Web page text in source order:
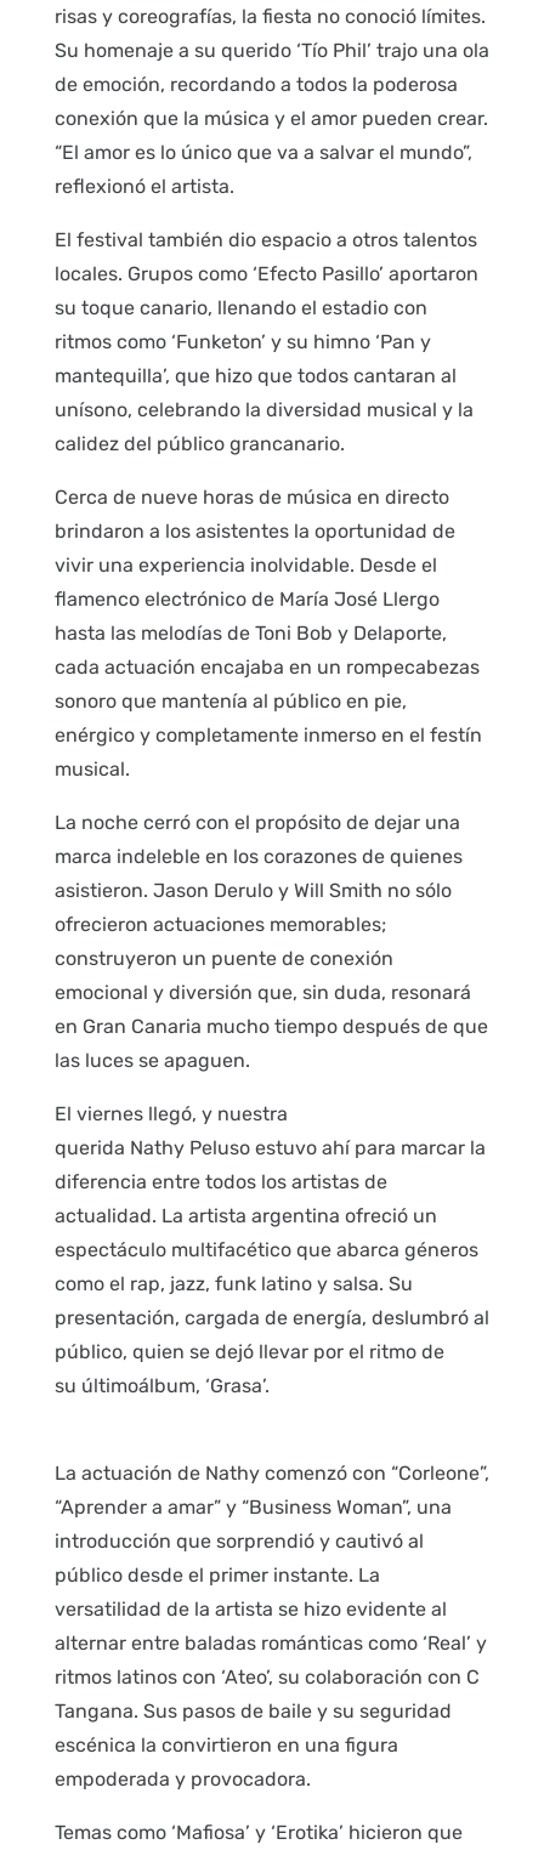
risas y coreografías, la fiesta no conoció límites.
Su homenaje a su querido ‘Tío Phil’ trajo una ola
de emoción, recordando a todos la poderosa
conexión que la música y el amor pueden crear.
“El amor es lo único que va a salvar el mundo”,
reflexionó el artista.
El festival también dio espacio a otros talentos
locales. Grupos como ‘Efecto Pasillo’ aportaron
su toque canario, llenando el estadio con
ritmos como ‘Funketon’ y su himno ‘Pan y
mantequilla’, que hizo que todos cantaran al
unísono, celebrando la diversidad musical y la
calidez del público grancanario.
Cerca de nueve horas de música en directo
brindaron a los asistentes la oportunidad de
vivir una experiencia inolvidable. Desde el
flamenco electrónico de María José Llergo
hasta las melodías de Toni Bob y Delaporte,
cada actuación encajaba en un rompecabezas
sonoro que mantenía al público en pie,
enérgico y completamente inmerso en el festín
musical.
La noche cerró con el propósito de dejar una
marca indeleble en los corazones de quienes
asistieron. Jason Derulo y Will Smith no sólo
ofrecieron actuaciones memorables;
construyeron un puente de conexión
emocional y diversión que, sin duda, resonará
en Gran Canaria mucho tiempo después de que
las luces se apaguen.
El viernes llegó, y nuestra
querida Nathy Peluso estuvo ahí para marcar la
diferencia entre todos los artistas de
actualidad. La artista argentina ofreció un
espectáculo multifacético que abarca géneros
como el rap, jazz, funk latino y salsa. Su
presentación, cargada de energía, deslumbró al
público, quien se dejó llevar por el ritmo de
su últimoálbum, ‘Grasa’.
La actuación de Nathy comenzó con “Corleone”,
“Aprender a amar” y “Business Woman”, una
introducción que sorprendió y cautivó al
público desde el primer instante. La
versatilidad de la artista se hizo evidente al
alternar entre baladas románticas como ‘Real’ y
ritmos latinos con ‘Ateo’, su colaboración con C
Tangana. Sus pasos de baile y su seguridad
escénica la convirtieron en una figura
empoderada y provocadora.
Temas como ‘Mafiosa’ y ‘Erotika’ hicieron que